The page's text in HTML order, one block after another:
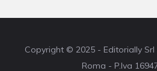
Copyright © 2025 - Editorially Srl
Roma - P.Iva